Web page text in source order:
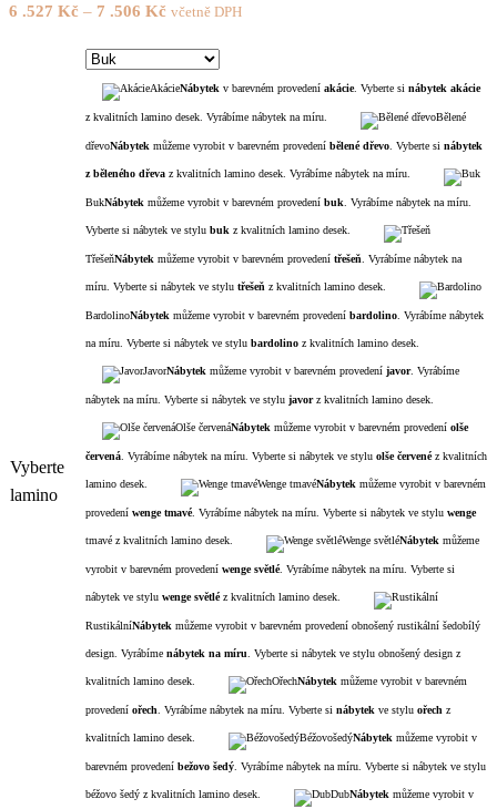
6 .527 Kč – 7 .506 Kč včetně DPH
Vyberte
lamino
AkácieNábytek v barevném provedení akácie. Vyberte si nábytek akácie
z kvalitních lamino desek. Vyrábíme nábytek na míru. Bělené
dřevoNábytek můžeme vyrobit v barevném provedení bělené dřevo . Vyberte si nábytek
z běleného dřeva z kvalitních lamino desek. Vyrábíme nábytek na míru.
BukNábytek můžeme vyrobit v barevném provedení buk . Vyrábíme nábytek na míru.
Vyberte si nábytek ve stylu buk z kvalitních lamino desek.
TřešeňNábytek můžeme vyrobit v barevném provedení třešeň . Vyrábíme nábytek na
míru. Vyberte si nábytek ve stylu třešeň z kvalitních lamino desek.
BardolinoNábytek můžeme vyrobit v barevném provedení bardolino . Vyrábíme nábytek
na míru. Vyberte si nábytek ve stylu bardolino z kvalitních lamino desek.
JavorNábytek můžeme vyrobit v barevném provedení javor. Vyrábíme
nábytek na míru. Vyberte si nábytek ve stylu javorz kvalitních lamino desek.
Olše červenáNábytek můžeme vyrobit v barevném provedení olše
červená . Vyrábíme nábytek na míru. Vyberte si nábytek ve stylu olše červenéz kvalitních
lamino desek. Wenge tmavéNábytek můžeme vyrobit v barevném
provedení wenge tmavé. Vyrábíme nábytek na míru. Vyberte si nábytek ve stylu wenge
tmavé z kvalitních lamino desek. Wenge světléNábytek můžeme
vyrobit v barevném provedení wenge světlé. Vyrábíme nábytek na míru. Vyberte si
nábytek ve stylu wenge světléz kvalitních lamino desek.
RustikálníNábytek můžeme vyrobit v barevném provedení obnošený rustikální šedobílý
design. Vyrábíme nábytek na míru . Vyberte si nábytek ve stylu obnošený design z
kvalitních lamino desek. OřechNábytek můžeme vyrobit v barevném
provedení ořech . Vyrábíme nábytek na míru. Vyberte si nábytek ve stylu ořech z
kvalitních lamino desek. BéžovošedýNábytek můžeme vyrobit v
barevném provedení bežovo šedý . Vyrábíme nábytek na míru. Vyberte si nábytek ve stylu
béžovo šedý z kvalitních lamino desek. DubNábytek můžeme vyrobit v